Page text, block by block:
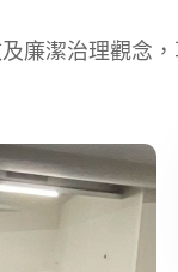
廉潔治理觀念